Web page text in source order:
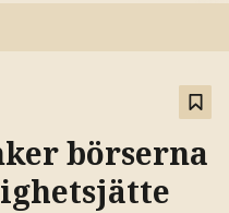
börserna